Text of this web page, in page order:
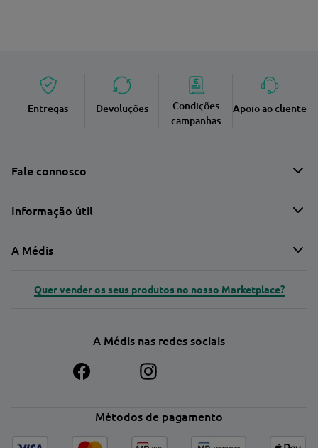
Entregas Devoluções
Condições
campanhas
Apoio ao cliente
Fale connosco
Informação útil
A Médis
Quer vender os seus produtos no nosso Marketplace?
A Médis nas redes sociais
Métodos de pagamento